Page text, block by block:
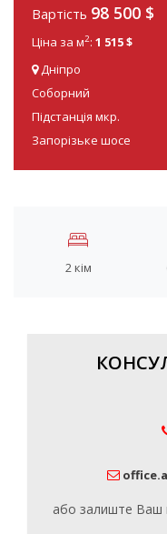
Вартість 98 500 $
Ціна за м2: 1 515 $
Дніпро
Соборний
Підстанція мкр.
Запорізьке шосе
2 кім
або залиште Ваш